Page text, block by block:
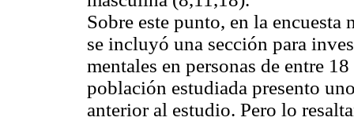
Sobre este punto, en la
se incluyó una sección para
mentales en personas de entre
población estudiada presento
anterior al estudio. Pero lo